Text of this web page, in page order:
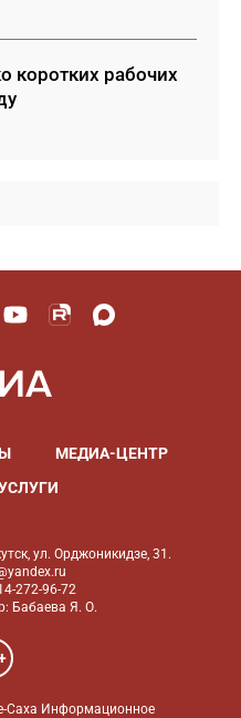
коротких рабочих
МЕДИА-ЦЕНТР
ул. Орджоникидзе, 31.
272-96-72
Бабаева Я. О.
Саха Информационное